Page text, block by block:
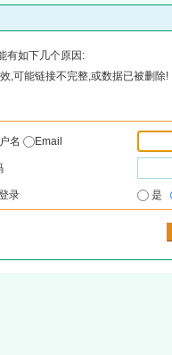
有如下几个原因:
,可能链接不完整,或数据已被删除!
名
Email
录 是